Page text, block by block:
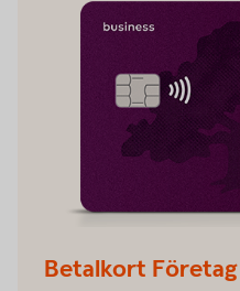
Betalkort Företag